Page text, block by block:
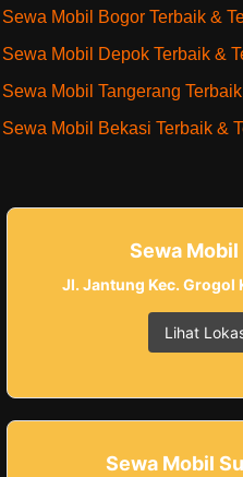
Sewa Mobil Bogor Terbaik &
Sewa Mobil Depok Terbaik &
Sewa Mobil Tangerang
Sewa Mobil Bekasi Terbaik &
Sewa Mobil
Jl. Jantung Kec. Grogol
Lihat
Sewa Mobil